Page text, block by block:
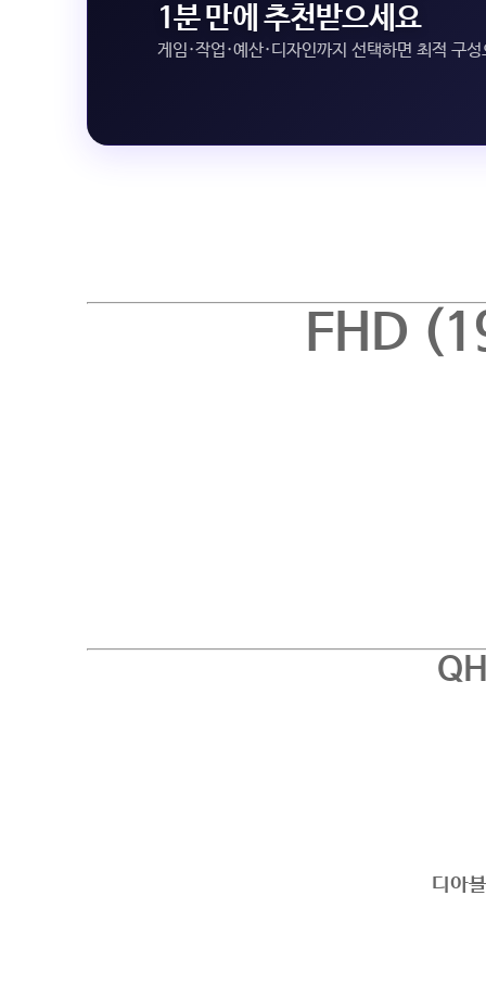
1분 만에 추천받으세요
게임·작업·예산·디자인까지 선택하면 최적 구
FHD
디아